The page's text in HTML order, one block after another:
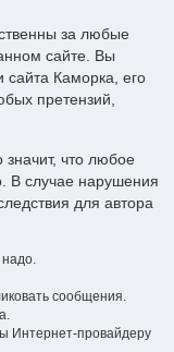
за любые
сайте. Вы
сайта Каморка, его
претензий,
что любое
В случае нарушения
для автора
надо.
сообщения.
Интернет-провайдеру